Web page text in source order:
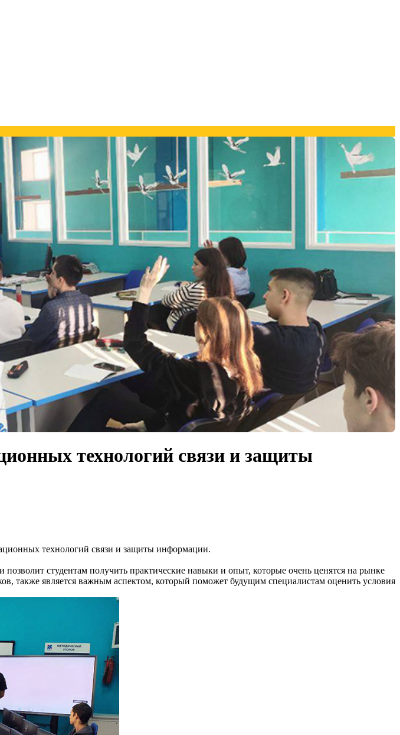
технологий связи и защиты
технологий связи и защиты информации.
студентам получить практические навыки и опыт, которые очень ценятся на рынке
также является важным аспектом, который поможет будущим специалистам оценить условия